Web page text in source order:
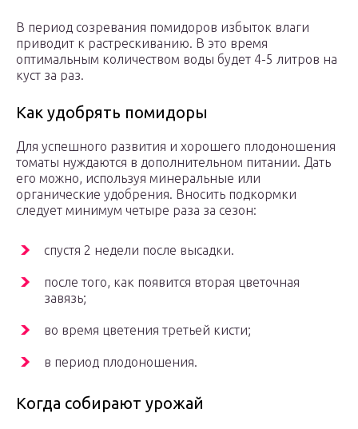
В период созревания помидоров избыток влаги
приводит к растрескиванию. В это время
оптимальным количеством воды будет 4-5 литров на
куст за раз.
Как удобрять помидоры
Для успешного развития и хорошего плодоношения
томаты нуждаются в дополнительном питании. Дать
его можно, используя минеральные или
органические удобрения. Вносить подкормки
следует минимум четыре раза за сезон:
спустя 2 недели после высадки.
после того, как появится вторая цветочная
завязь;
во время цветения третьей кисти;
в период плодоношения.
Когда собирают урожай